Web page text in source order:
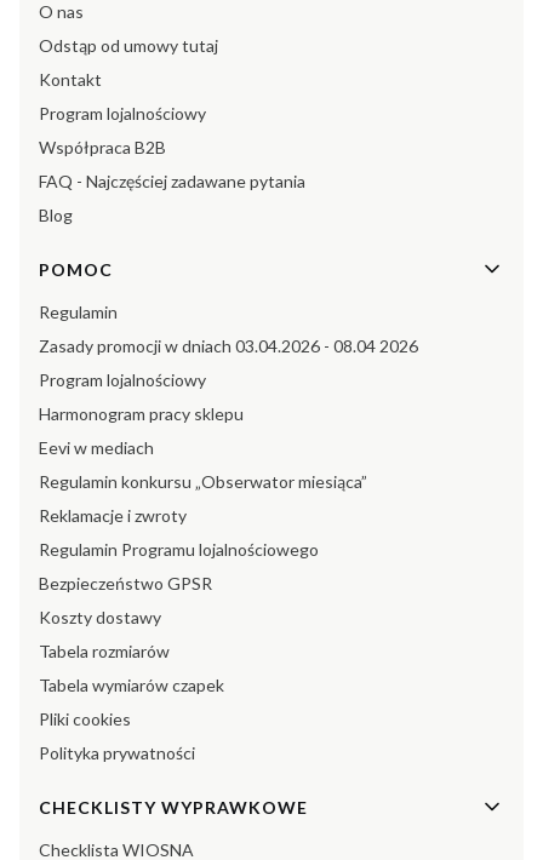
O nas
Odstąp od umowy tutaj
Kontakt
Program lojalnościowy
Współpraca B2B
FAQ - Najczęściej zadawane pytania
Blog
POMOC
Regulamin
Zasady promocji w dniach 03.04.2026 - 08.04 2026
Program lojalnościowy
Harmonogram pracy sklepu
Eevi w mediach
Regulamin konkursu „Obserwator miesiąca”
Reklamacje i zwroty
Regulamin Programu lojalnościowego
Bezpieczeństwo GPSR
Koszty dostawy
Tabela rozmiarów
Tabela wymiarów czapek
Pliki cookies
Polityka prywatności
CHECKLISTY WYPRAWKOWE
Checklista WIOSNA